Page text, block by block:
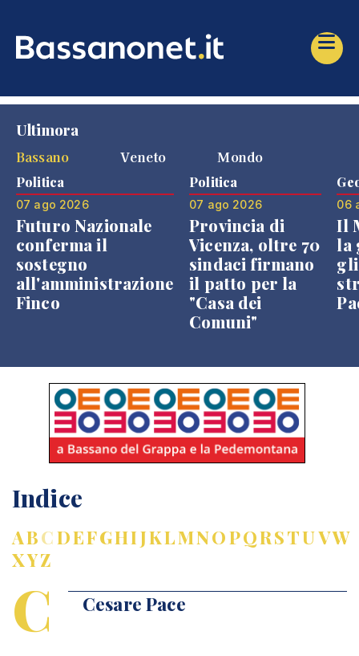
Ultimora
Bassano
Veneto Mondo
Politica
07 ago 2026
Futuro Nazionale
conferma il
sostegno
all'amministrazione
Finco
Politica
07 ago 2026
Provincia di
Vicenza, oltre 70
sindaci firmano
il patto per la
"Casa dei
Comuni"
06
Il
la
Indice
ABCDEFGHIJKLMNOPQRSTUVW
XYZ
C Cesare Pace